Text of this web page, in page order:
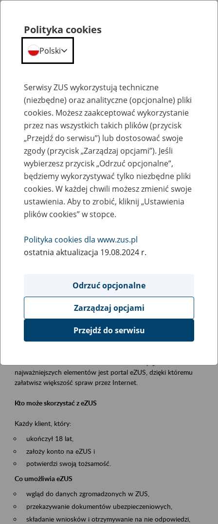
Szkolenia
Zaproś ZUS do siebie - zakładanie profili
eZUS w siedzibie Twojej firmy
Rodzaj wydarzenia
Szkolenia
Obszar merytoryczny
obsługa klientów
Opis wydarzenia
Platforma Usług Elektronicznych ZUS eZUS
najważniejszych elementów jest portal eZUS, dzięki któremu
załatwisz większość spraw przez Internet.
Kto może skorzystać z eZUS
Każdy klient, który:
ukończył 18 lat,
założy konto na eZUS i
potwierdzi swoją tożsamość.
Co umożliwia eZUS
wgląd do danych zgromadzonych w ZUS,
przekazywanie dokumentów ubezpieczeniowych,
składanie wniosków i otrzymywanie na nie odpowiedzi,
Polityka cookies
Polski
Serwisy ZUS wykorzystują techniczne
(niezbędne) oraz analityczne (opcjonalne) pliki
cookies. Możesz zaakceptować wykorzystanie
przez nas wszystkich takich plików (przycisk
„Przejdź do serwisu”) lub dostosować swoje
zgody (przycisk „Zarządzaj opcjami”). Jeśli
wybierzesz przycisk „Odrzuć opcjonalne”,
będziemy wykorzystywać tylko niezbędne pliki
cookies. W każdej chwili możesz zmienić swoje
ustawienia. Aby to zrobić, kliknij „Ustawienia
plików cookies” w stopce.
Polityka cookies dla www.zus.pl
ostatnia aktualizacja 19.08.2024 r.
Odrzuć opcjonalne
Zarządzaj opcjami
Przejdź do serwisu